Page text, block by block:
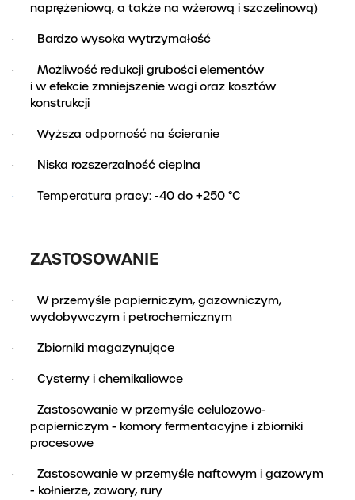
naprężeniową, a także na wżerową i szczelinową)
· Bardzo wysoka wytrzymałość
·
Możliwość redukcji grubości elementów
i w efekcie zmniejszenie wagi oraz kosztów
konstrukcji
· Wyższa odporność na ścieranie
· Niska rozszerzalność cieplna
· Temperatura pracy: -40 do +250 °C
ZASTOSOWANIE
·
W przemyśle papierniczym, gazowniczym,
wydobywczym i petrochemicznym
· Zbiorniki magazynujące
· Cysterny i chemikaliowce
·
Zastosowanie w przemyśle celulozowo-
papierniczym - komory fermentacyjne i zbiorniki
procesowe
·
Zastosowanie w przemyśle naftowym i gazowym
- kołnierze, zawory, rury